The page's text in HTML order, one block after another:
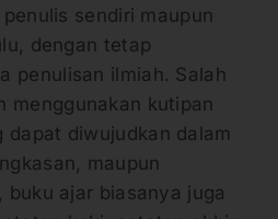
sendiri maupun
dengan tetap
penulisan ilmiah. Salah
menggunakan kutipan
dapat diwujudkan dalam
maupun
buku ajar biasanya juga